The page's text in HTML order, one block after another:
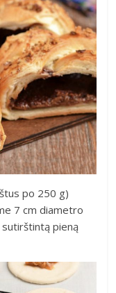
po 250 g)
7 cm diametro
pieną